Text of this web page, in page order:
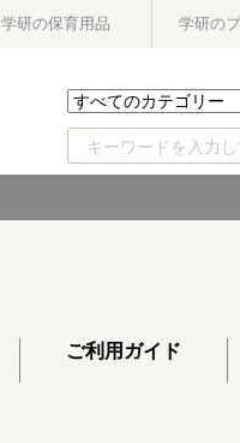
学研の保育用品 学研の
ご利用ガイド